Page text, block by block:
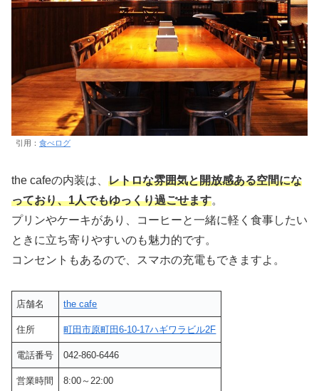
引用： 食べログ
the cafeの内装は、 レトロな雰囲気と開放感ある空間にな
っており、1人でもゆっくり過ごせます。
プリンやケーキがあり、コーヒーと一緒に軽く食事したい
ときに立ち寄りやすいのも魅力的です。
コンセントもあるので、スマホの充電もできますよ。
店舗名 the cafe
住所 町田市原町田6-10-17ハギワラビル2F
電話番号 042-860-6446
営業時間 8:00～22:00